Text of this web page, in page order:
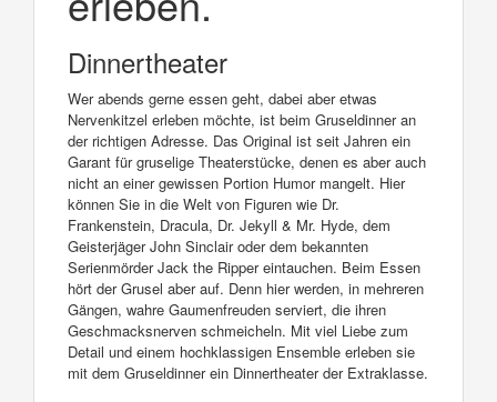
Dinnertheater
Wer abends gerne essen geht, dabei aber etwas
Nervenkitzel erleben möchte, ist beim Gruseldinner an
der richtigen Adresse. Das Original ist seit Jahren ein
Garant für gruselige Theaterstücke, denen es aber auch
nicht an einer gewissen Portion Humor mangelt. Hier
können Sie in die Welt von Figuren wie Dr.
Frankenstein, Dracula, Dr. Jekyll & Mr. Hyde, dem
Geisterjäger John Sinclair oder dem bekannten
Serienmörder Jack the Ripper eintauchen. Beim Essen
hört der Grusel aber auf. Denn hier werden, in mehreren
Gängen, wahre Gaumenfreuden serviert, die ihren
Geschmacksnerven schmeicheln. Mit viel Liebe zum
Detail und einem hochklassigen Ensemble erleben sie
mit dem Gruseldinner ein Dinnertheater der Extraklasse.